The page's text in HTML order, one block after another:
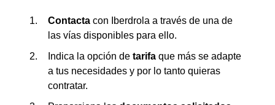
Contacta con Iberdrola a través de una de
las vías disponibles para ello.
Indica la opción de tarifa que más se adapte
a tus necesidades y por lo tanto quieras
contratar.